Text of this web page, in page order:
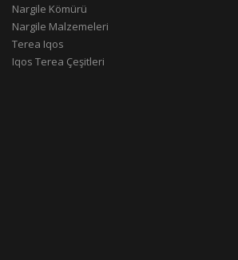
Nargile Kömürü
Nargile Malzemeleri
Terea Iqos
Iqos Terea Çeşitleri